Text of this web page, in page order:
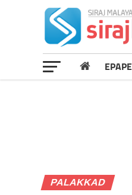
PALAKKAD